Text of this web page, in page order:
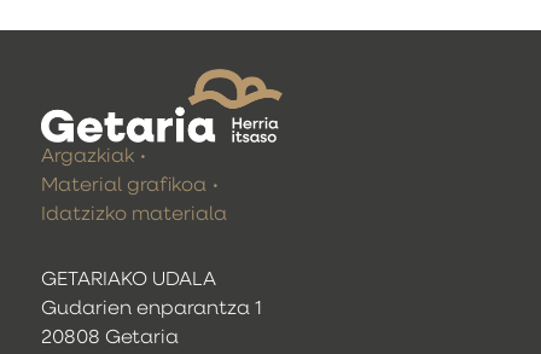
GETARIAKO UDALA
Gudarien enparantza 1
20808 Getaria
Argazkiak
Material grafikoa
Idatzizko materiala